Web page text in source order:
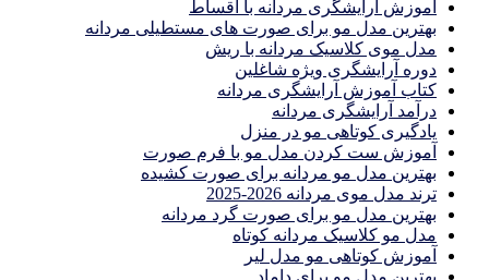
آموزش آرایشگری مردانه با اقساط
بهترین مدل مو برای صورت های مستطیلی مردانه
مدل موی کلاسیک مردانه با ریش
دوره آرایشگری ویژه شاغلین
کتاب آموزش آرایشگری مردانه
درآمد آرایشگری مردانه
یادگیری كوتاهى مو در منزل
آموزش ست كردن مدل مو با فرم صورت
بهترین مدل مو مردانه برای صورت کشیده
ترند مدل موی مردانه 2026-2025
بهترين مدل مو براى صورت گرد مردانه
مدل مو کلاسیک مردانه کوتاه
آموزش کوتاهی مو مدل لیر
بهترین مدل مو برای داماد